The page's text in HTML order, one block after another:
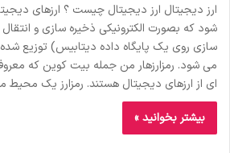
ارز دیجیتال ارز دیجیتال چیست ؟ ارزهای
شود که بصورت الکترونیکی ذخیره سازی و
سازی روی یک پایگاه داده دیتابیس) توزیع شده
می شود. رمزارزهار من جمله بیت کوین که
ای از ارزهای دیجیتال هستند. رمزارز یک محیط
بیشتر بخوانید »